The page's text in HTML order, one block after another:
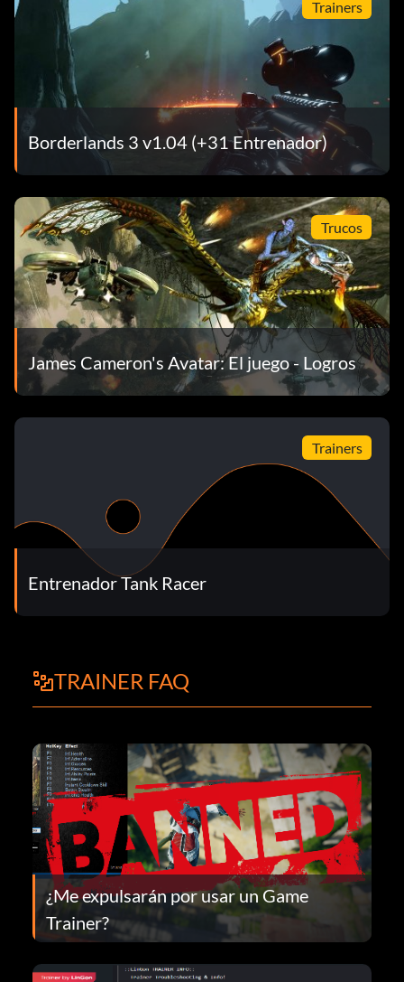
Trainers
Borderlands 3 v1.04 (+31 Entrenador)
Trucos
James Cameron's Avatar: El juego - Logros
Trainers
Entrenador Tank Racer
TRAINER FAQ
¿Me expulsarán por usar un Game
Trainer?